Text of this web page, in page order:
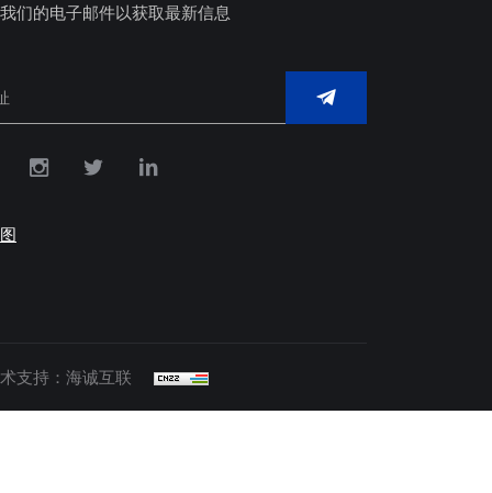
们的电子邮件以获取最新信息
支持：海诚互联